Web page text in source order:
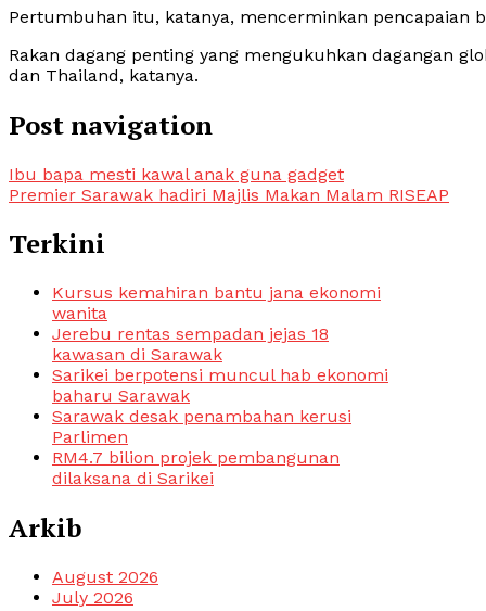
Pertumbuhan itu, katanya, mencerminkan pencapaian
Rakan dagang penting yang mengukuhkan dagangan
dan Thailand, katanya.
Post navigation
Ibu bapa mesti kawal anak guna gadget
Premier Sarawak hadiri Majlis Makan Malam RISEAP
Terkini
Kursus kemahiran bantu jana ekonomi
wanita
Jerebu rentas sempadan jejas 18
kawasan di Sarawak
Sarikei berpotensi muncul hab ekonomi
baharu Sarawak
Sarawak desak penambahan kerusi
Parlimen
RM4.7 bilion projek pembangunan
dilaksana di Sarikei
Arkib
August 2026
July 2026